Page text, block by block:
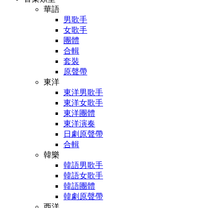
華語
男歌手
女歌手
團體
合輯
套裝
原聲帶
東洋
東洋男歌手
東洋女歌手
東洋團體
東洋演奏
日劇原聲帶
合輯
韓樂
韓語男歌手
韓語女歌手
韓語團體
韓劇原聲帶